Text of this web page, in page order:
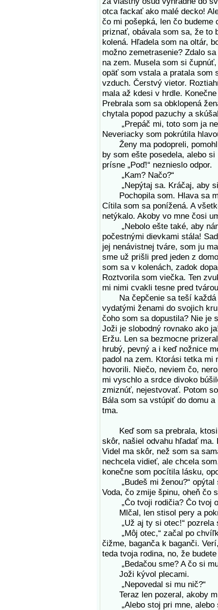
otca fackať ako malé decko!
čo mi pošepká, len čo
priznať, obávala som sa, že to
kolená. Hľadela som na oltár,
možno zemetrasenie? Zdalo
na zem. Musela som si
opäť som vstala a pratala som
vzduch. Čerstvý vietor.
mala až kdesi v hrdle.
Prebrala som sa obklopená
chytala popod pazuchy a
„Prepáč mi, toto som ja
Neveriacky som pokrútila
Ženy ma podopreli,
by som ešte posedela, alebo
prísne „Poď!“ neznieslo odpor.
„Kam? Načo?“
„Nepýtaj sa. Kráčaj, aby si
Pochopila som. Hlava sa
Cítila som sa ponížená. A
netýkalo. Akoby vo mne čosi
„Nebolo ešte také, aby
počestnými dievkami stála!
jej nenávistnej tváre, som ju
sme už prišli pred jeden z
som sa v kolenách, zadok
Roztvorila som viečka. Ten
mi nimi cvakli tesne pred
Na čepčenie sa teší každá
vydatými ženami do svojich
čoho som sa dopustila? Nie je
Joži je slobodný rovnako ako
Eržu. Len sa bezmocne
hrubý, pevný a i keď nožnice
padol na zem. Ktorási tetka
hovorili. Niečo, neviem čo,
mi vyschlo a srdce divoko
zmiznúť, nejestvovať. Potom
Bála som sa vstúpiť do domu
tma.
Keď som sa prebrala, ktosi
skôr, našiel odvahu hľadať
Videl ma skôr, než som sa
nechcela vidieť, ale chcela
konečne som pocítila lásku,
„Budeš mi ženou?“ opýtal
Voda, čo zmije špinu, oheň čo
„Čo tvoji rodičia? Čo tvoj
Mlčal, len stisol pery a
„Už aj ty si otec!“ pozrela
„Môj otec,“ začal po
čižme, baganča k baganči.
teda tvoja rodina, no, že
„Bedačou sme? A čo si mu
Joži kývol plecami.
„Nepovedal si mu nič?“
Teraz len pozeral, akoby
„Alebo stoj pri mne, alebo